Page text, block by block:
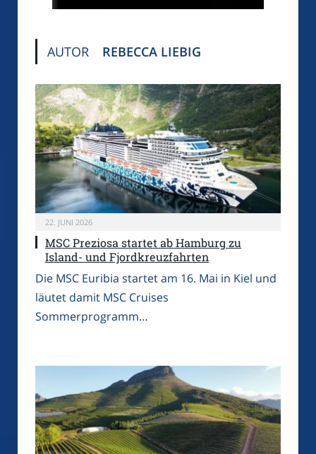
AUTOR REBECCA LIEBIG
22. JUNI 2026
MSC Preziosa startet ab Hamburg zu
Island- und Fjordkreuzfahrten
Die MSC Euribia startet am 16. Mai in Kiel und
läutet damit MSC Cruises
Sommerprogramm…